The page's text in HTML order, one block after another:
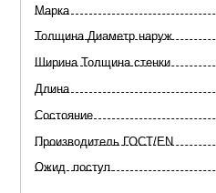
Марка
Толщина Диаметр наруж
Ширина Толщина стенки
Длина
Состояние
Произво­дитель ГОСТ/EN
Ожид. поступ.